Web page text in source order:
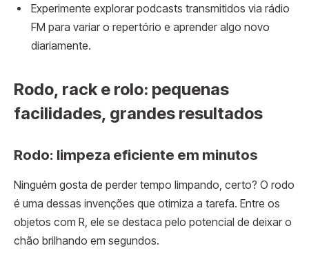
Experimente explorar podcasts transmitidos via rádio
FM para variar o repertório e aprender algo novo
diariamente.
Rodo, rack e rolo: pequenas
facilidades, grandes resultados
Rodo: limpeza eficiente em minutos
Ninguém gosta de perder tempo limpando, certo? O rodo
é uma dessas invenções que otimiza a tarefa. Entre os
objetos com R, ele se destaca pelo potencial de deixar o
chão brilhando em segundos.